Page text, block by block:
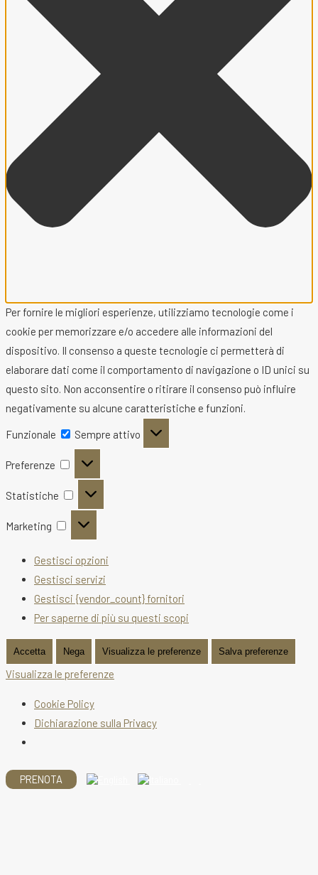
Per fornire le migliori esperienze, utilizziamo tecnologie come i
cookie per memorizzare e/o accedere alle informazioni del
dispositivo. Il consenso a queste tecnologie ci permetterà di
elaborare dati come il comportamento di navigazione o ID unici su
questo sito. Non acconsentire o ritirare il consenso può influire
negativamente su alcune caratteristiche e funzioni.
Funzionale Sempre attivo
Preferenze
Preferenze
Statistiche
Statistiche
Marketing
Marketing
Gestisci opzioni
Gestisci servizi
Gestisci {vendor_count} fornitori
Per saperne di più su questi scopi
Accetta Nega Visualizza le preferenze Salva preferenze
Visualizza le preferenze
Cookie Policy
Dichiarazione sulla Privacy
Salta
al
PRENOTA